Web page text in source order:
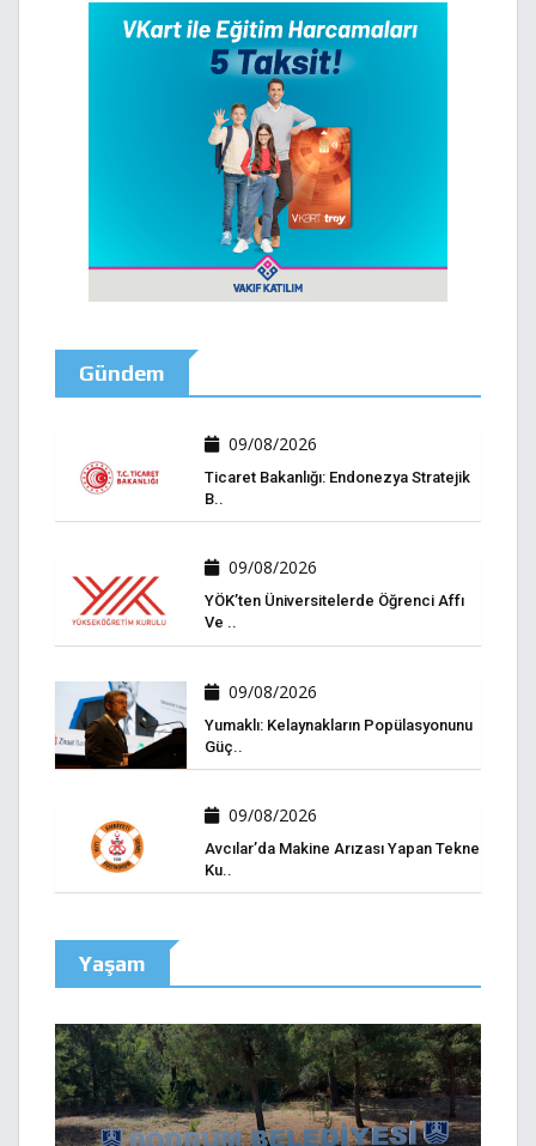
Gündem
09/08/2026
Ticaret Bakanlığı: Endonezya Stratejik
B..
09/08/2026
YÖK’ten Üniversitelerde Öğrenci Affı
Ve ..
09/08/2026
Yumaklı: Kelaynakların Popülasyonunu
Güç..
09/08/2026
Avcılar’da Makine Arızası Yapan Tekne
Ku..
Yaşam